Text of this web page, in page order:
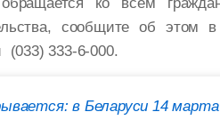
сообщите об
(033) 333-6-000.
в Беларуси 14